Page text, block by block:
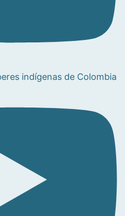
indígenas de Colombia